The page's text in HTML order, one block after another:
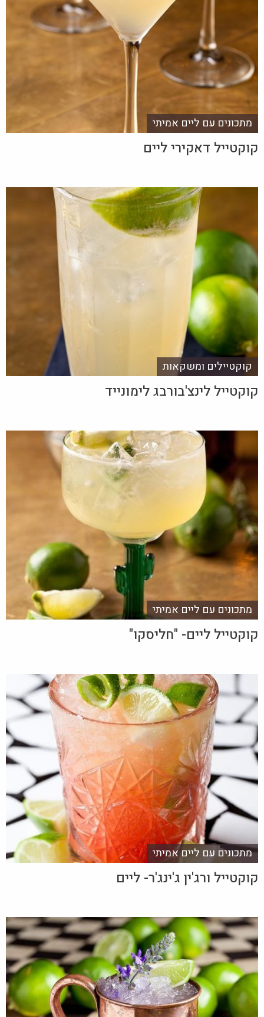
מתכונים עם ליים אמיתי
קוקטייל דאקירי ליים
קוקטיילים ומשקאות
קוקטייל לינצ'בורבג לימונייד
מתכונים עם ליים אמיתי
קוקטייל ליים- "חליסקו"
מתכונים עם ליים אמיתי
קוקטייל ורג'ין ג'ינג'ר- ליים